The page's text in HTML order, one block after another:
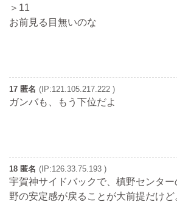
＞11
お前見る目無いのな
17 匿名 (IP:121.105.217.222 )
ガンバも、もう下位だよ
18 匿名 (IP:126.33.75.193 )
宇賀神サイドバックで、槙野センタ
野の安定感が戻ることが大前提だけど